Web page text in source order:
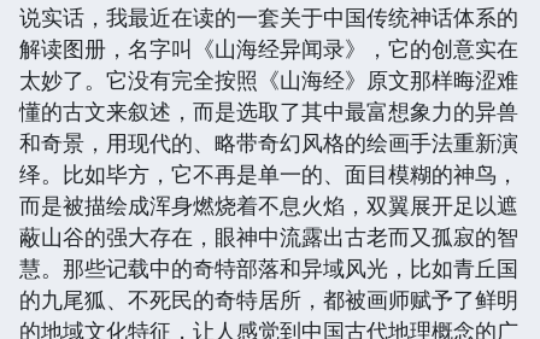
说实话，我最近在读的一套关于中国传统神话体系的
解读图册，名字叫《山海经异闻录》，它的创意实在
太妙了。它没有完全按照《山海经》原文那样晦涩难
懂的古文来叙述，而是选取了其中最富想象力的异兽
和奇景，用现代的、略带奇幻风格的绘画手法重新演
绎。比如毕方，它不再是单一的、面目模糊的神鸟，
而是被描绘成浑身燃烧着不息火焰，双翼展开足以遮
蔽山谷的强大存在，眼神中流露出古老而又孤寂的智
慧。那些记载中的奇特部落和异域风光，比如青丘国
的九尾狐、不死民的奇特居所，都被画师赋予了鲜明
的地域文化特征，让人感觉到中国古代地理概念的广